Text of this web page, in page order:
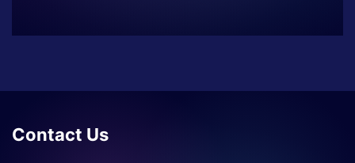
Contact Us